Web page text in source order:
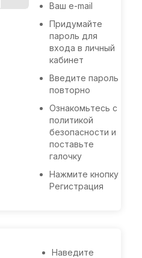
Ваш e-mail
Придумайте
пароль для
входа в личный
кабинет
Введите пароль
повторно
Ознакомьтесь с
политикой
безопасности и
поставьте
галочку
Нажмите кнопку
Регистрация
Наведите